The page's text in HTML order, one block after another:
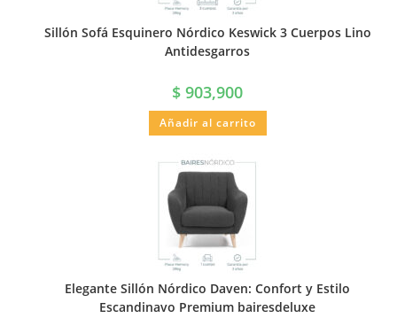
Sillón Sofá Esquinero Nórdico Keswick 3 Cuerpos Lino
Antidesgarros
$ 903,900
Añadir al carrito
Elegante Sillón Nórdico Daven: Confort y Estilo
Escandinavo Premium bairesdeluxe